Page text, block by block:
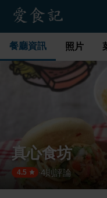
餐廳資訊 照片
真心食坊
4.5 ·4則評論